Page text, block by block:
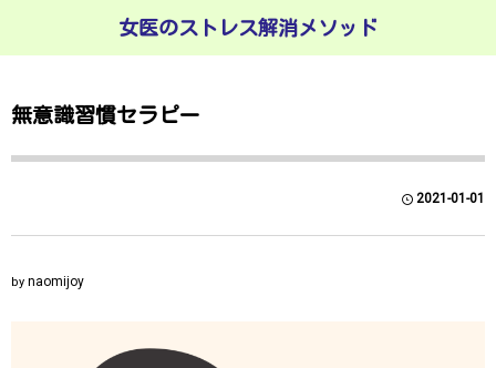
女医のストレス解消メソッド
無意識習慣セラピー
2021-01-01
by naomijoy